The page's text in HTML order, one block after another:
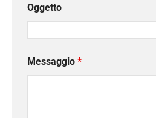
Oggetto
Messaggio *